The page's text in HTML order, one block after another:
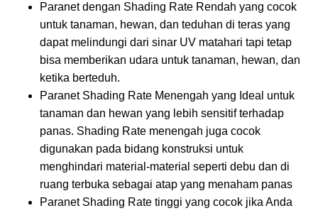
Paranet dengan Shading Rate Rendah yang cocok
untuk tanaman, hewan, dan teduhan di teras yang
dapat melindungi dari sinar UV matahari tapi tetap
bisa memberikan udara untuk tanaman, hewan, dan
ketika berteduh.
Paranet Shading Rate Menengah yang Ideal untuk
tanaman dan hewan yang lebih sensitif terhadap
panas. Shading Rate menengah juga cocok
digunakan pada bidang konstruksi untuk
menghindari material-material seperti debu dan di
ruang terbuka sebagai atap yang menaham panas
Paranet Shading Rate tinggi yang cocok jika Anda